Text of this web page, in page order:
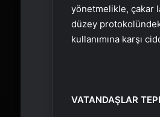
yönetmelikle, çakar
düzey
kullanımına karşı
VATANDAŞLAR